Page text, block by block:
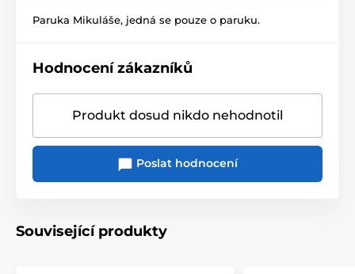
Paruka Mikuláše, jedná se pouze o paruku.
Hodnocení zákazníků
Produkt dosud nikdo nehodnotil
Poslat hodnocení
Související produkty